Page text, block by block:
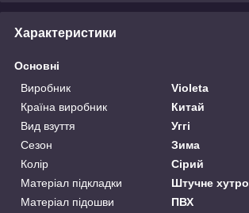
Характеристики
Основні
Виробник
Violeta
Країна виробник
Китай
Вид взуття
Уггі
Сезон
Зима
Колір
Сірий
Матеріал підкладки
Штучне хутро
Матеріал підошви
ПВХ